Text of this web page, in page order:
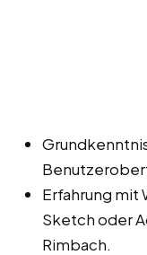
Erfahrung mit
Sketch oder
Rimbach.